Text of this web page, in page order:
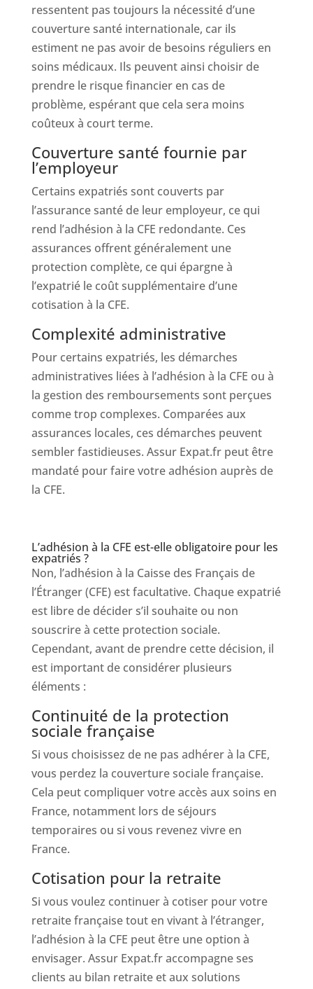
ressentent pas toujours la nécessité d’une
couverture santé internationale, car ils
estiment ne pas avoir de besoins réguliers en
soins médicaux. Ils peuvent ainsi choisir de
prendre le risque financier en cas de
problème, espérant que cela sera moins
coûteux à court terme.
Couverture santé fournie par
l’employeur
Certains expatriés sont couverts par
l’assurance santé de leur employeur, ce qui
rend l’adhésion à la CFE redondante. Ces
assurances offrent généralement une
protection complète, ce qui épargne à
l’expatrié le coût supplémentaire d’une
cotisation à la CFE.
Complexité administrative
Pour certains expatriés, les démarches
administratives liées à l’adhésion à la CFE ou à
la gestion des remboursements sont perçues
comme trop complexes. Comparées aux
assurances locales, ces démarches peuvent
sembler fastidieuses. Assur Expat.fr peut être
mandaté pour faire votre adhésion auprès de
la CFE.
L’adhésion à la CFE est-elle obligatoire pour les
expatriés ?
Non, l’adhésion à la Caisse des Français de
l’Étranger (CFE) est facultative. Chaque expatrié
est libre de décider s’il souhaite ou non
souscrire à cette protection sociale.
Cependant, avant de prendre cette décision, il
est important de considérer plusieurs
éléments :
Continuité de la protection
sociale française
Si vous choisissez de ne pas adhérer à la CFE,
vous perdez la couverture sociale française.
Cela peut compliquer votre accès aux soins en
France, notamment lors de séjours
temporaires ou si vous revenez vivre en
France.
Cotisation pour la retraite
Si vous voulez continuer à cotiser pour votre
retraite française tout en vivant à l’étranger,
l’adhésion à la CFE peut être une option à
envisager. Assur Expat.fr accompagne ses
clients au bilan retraite et aux solutions